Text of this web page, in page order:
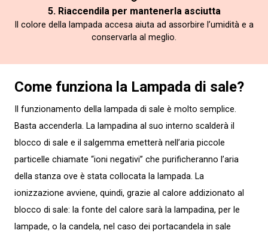
5. Riaccendila per mantenerla asciutta
Il colore della lampada accesa aiuta ad assorbire l’umidità e a
conservarla al meglio.
Come funziona la Lampada di sale?
Il funzionamento della lampada di sale è molto semplice.
Basta accenderla. La lampadina al suo interno scalderà il
blocco di sale e il salgemma emetterà nell’aria piccole
particelle chiamate “ioni negativi” che purificheranno l’aria
della stanza ove è stata collocata la lampada. La
ionizzazione avviene, quindi, grazie al calore addizionato al
blocco di sale: la fonte del calore sarà la lampadina, per le
lampade, o la candela, nel caso dei portacandela in sale